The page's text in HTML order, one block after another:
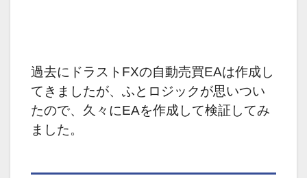
過去にドラストFXの自動売買EAは作成し
てきましたが、 ふとロジックが思いつい
たので、久々にEAを作成して検証してみ
ました。